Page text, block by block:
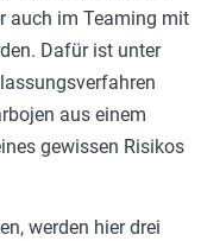
auch im Teaming mit
Dafür ist unter
aus einem
gewissen Risikos
werden hier drei